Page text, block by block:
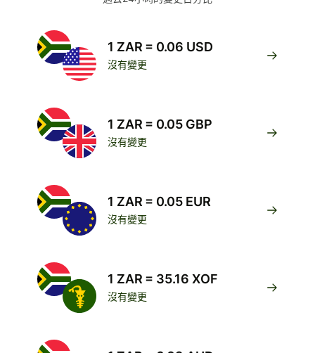
1 ZAR = 0.06 USD
沒有變更
1 ZAR = 0.05 GBP
沒有變更
1 ZAR = 0.05 EUR
沒有變更
1 ZAR = 35.16 XOF
沒有變更